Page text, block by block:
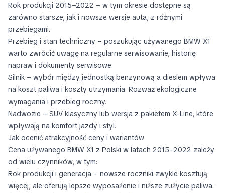
Rok produkcji 2015–2022 – w tym okresie dostępne są
zarówno starsze, jak i nowsze wersje auta, z różnymi
przebiegami.
Przebieg i stan techniczny – poszukując używanego BMW X1
warto zwrócić uwagę na regularne serwisowanie, historię
napraw i dokumenty serwisowe.
Silnik – wybór między jednostką benzynową a dieslem wpływa
na koszt paliwa i koszty utrzymania. Rozważ ekologiczne
wymagania i przebieg roczny.
Nadwozie – SUV klasyczny lub wersja z pakietem X-Line, które
wpływają na komfort jazdy i styl.
Jak ocenić atrakcyjność ceny i wariantów
Cena używanego BMW X1 z Polski w latach 2015–2022 zależy
od wielu czynników, w tym:
Rok produkcji i generacja – nowsze roczniki zwykle kosztują
więcej, ale oferują lepsze wyposażenie i niższe zużycie paliwa.